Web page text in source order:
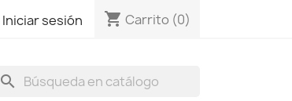
Iniciar sesión shopping_cart Carrito (0)
search